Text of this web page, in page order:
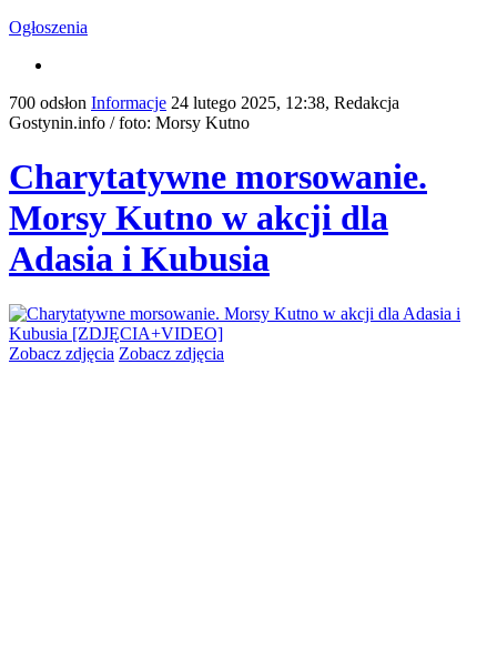
Ogłoszenia
700 odsłon Informacje 24 lutego 2025, 12:38, Redakcja
Gostynin.info / foto: Morsy Kutno
Charytatywne morsowanie.
Morsy Kutno w akcji dla
Adasia i Kubusia
Zobacz zdjęcia Zobacz zdjęcia